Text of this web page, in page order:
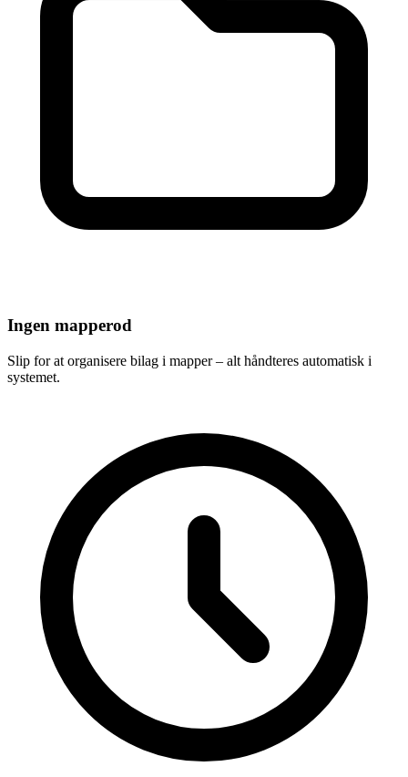
Ingen mapperod
Slip for at organisere bilag i mapper – alt håndteres automatisk i
systemet.